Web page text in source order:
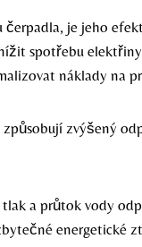
je jeho
spotřebu
náklady na
zvýšený
a průtok vody
energetické